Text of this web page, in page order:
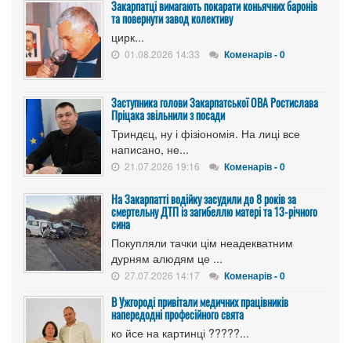
Закарпатці вимагають покарати коньячних баронів
та повернути завод колективу
цирк...
01.08.2026 14:33 Коменарів - 0
Заступника голови Закарпатської ОВА Ростислава
Пріцака звільнили з посади
Триндєц, ну і фізіономія. На лиці все
написано, не...
21.07.2026 19:16 Коменарів - 0
На Закарпатті водійку засудили до 8 років за
смертельну ДТП із загибеллю матері та 13-річного
сина
Покупляли тачки цім неадекватним
дурням алюдям це ...
27.07.2026 14:17 Коменарів - 0
В Ужгороді привітали медичних працівників
напередодні професійного свята
ко йсе на картинці ?????...